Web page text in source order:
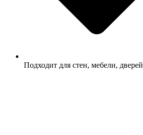
Подходит для стен, мебели, дверей